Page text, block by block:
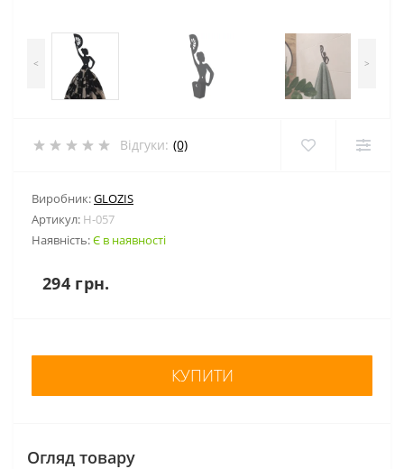
< >
Відгуки: (0)
Виробник:GLOZIS
Артикул: H-057
Наявність:Є в наявності
294 грн.
КУПИТИ
Огляд товару